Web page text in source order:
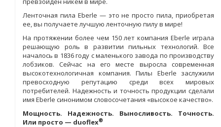
Ленточная пила Eberle — это не просто пила, приобретая
ее, вы получаете лучшую ленточную пилу в мире!
На протяжении более чем 150 лет компания Eberle играла
решающую роль в развитии пильных технологий. Все
началось в 1836 году с маленького завода по производству
лобзиков. Сейчас на его месте выросла современная
высокотехнологичная компания. Пилы Eberle заслужили
превосходную репутацию среди всех мировых
потребителей. Надежность и точность продукции сделали
имя Eberle синонимом словосочетания «высокое качество».
Мощность. Надежность. Выносливость. Точность.
Или просто — duoflex®